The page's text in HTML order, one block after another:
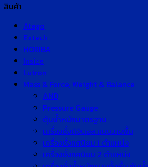
สินค้า
Atago
Extech
HORIBA
Insize
Lutron
Mass & Force, Weight & Balance
AND
Pressure Gauge
ตุ้มน้ำหนักมาตรฐาน
เครื่องชั่งดิจิตอล แบบวางพื้น
เครื่องชั่งทศนิยม 1 ตำแหน่ง
เครื่องชั่งทศนิยม 2 ตำแหน่ง